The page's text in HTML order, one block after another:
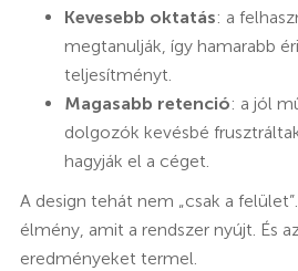
Kevesebb oktatás: a
megtanulják, így hamarabb
teljesítményt.
Magasabb retenció: a jól
dolgozók kevésbé
hagyják el a céget.
A design tehát nem „csak a
élmény, amit a rendszer nyújt. És
eredményeket termel.